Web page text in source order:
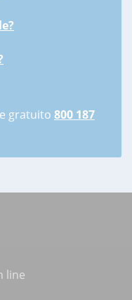
gratuito 800 187
line